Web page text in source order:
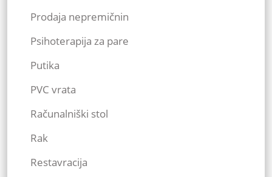
Prodaja nepremičnin
Psihoterapija za pare
Putika
PVC vrata
Računalniški stol
Rak
Restavracija